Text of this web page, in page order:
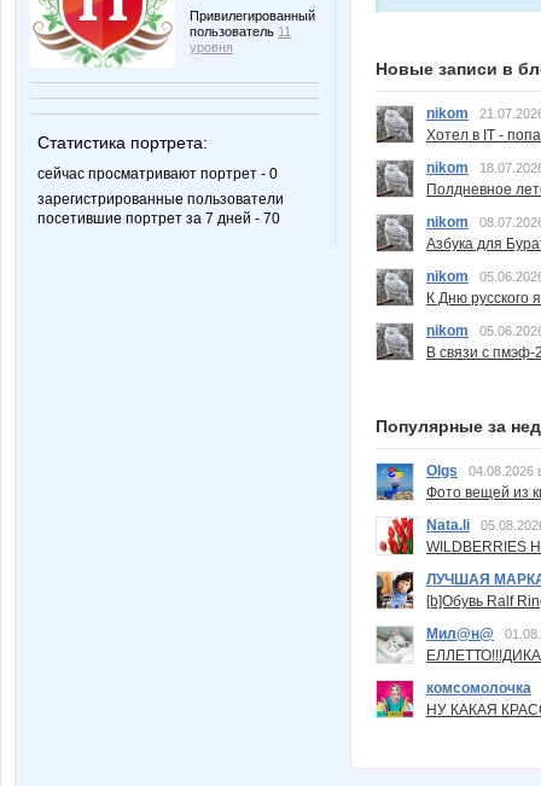
Привилегированный
пользователь 11
уровня
Статистика портрета:
сейчас просматривают портрет - 0
зарегистрированные пользователи
посетившие портрет за 7 дней - 70
Новые записи в
nikom
Хотел в IT -
nikom
Полдневное
nikom
Азбука для
nikom
К Дню русского
nikom
В связи с пмэф-
Популярные за
Olgs 04.08.2026
Фото вещей из
Nata.li
ЛУЧШАЯ
[b]Обувь Ralf
Мил@н@
комсомолочка
НУ КАКАЯ